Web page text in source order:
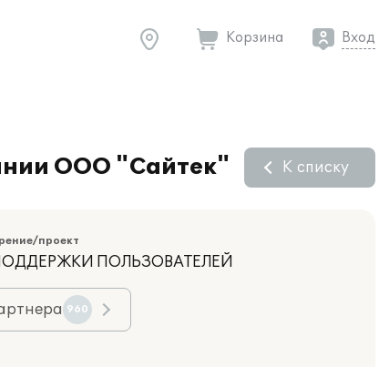
Корзина Вход
ООО "Сайтек" К списку
проект
ПОЛЬЗОВАТЕЛЕЙ
960